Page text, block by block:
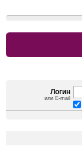
Логин
или E-mail